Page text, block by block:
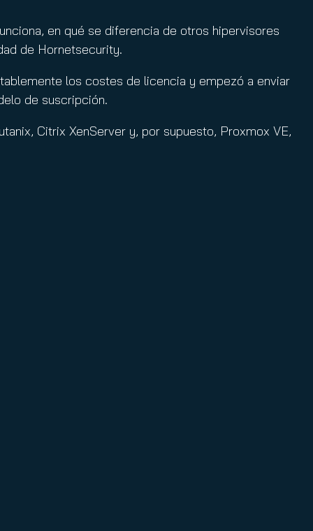
en qué se diferencia de otros hipervisores
de Hornetsecurity.
los costes de licencia y empezó a enviar
de suscripción.
Citrix XenServer y, por supuesto, Proxmox VE,